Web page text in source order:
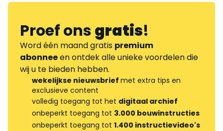
Proef onsgratis!
Word één maand gratis premium
abonneeen ontdek alle unieke voordelen die
wij u te bieden hebben.
wekelijkse nieuwsbrief met extra tips en
exclusieve content
volledig toegang tot het digitaal archief
onbeperkt toegang tot 3.000 bouwinstructies
onbeperkt toegang tot 1.400 instructievideo's